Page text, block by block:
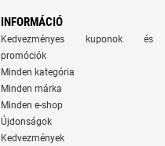
INFORMÁCIÓ
Kedvezményes kuponok és
promóciók
Minden kategória
Minden márka
Minden e-shop
Újdonságok
Kedvezmények